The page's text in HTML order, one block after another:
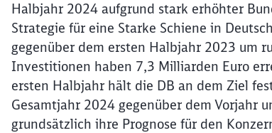
Halbjahr 2024 aufgrund stark erhöhter
Strategie für eine Starke Schiene in
gegenüber dem ersten Halbjahr 2023 um
Investitionen haben 7,3 Milliarden Euro
ersten Halbjahr hält die DB an dem Ziel
Gesamtjahr 2024 gegenüber dem Vorjahr
grundsätzlich ihre Prognose für den